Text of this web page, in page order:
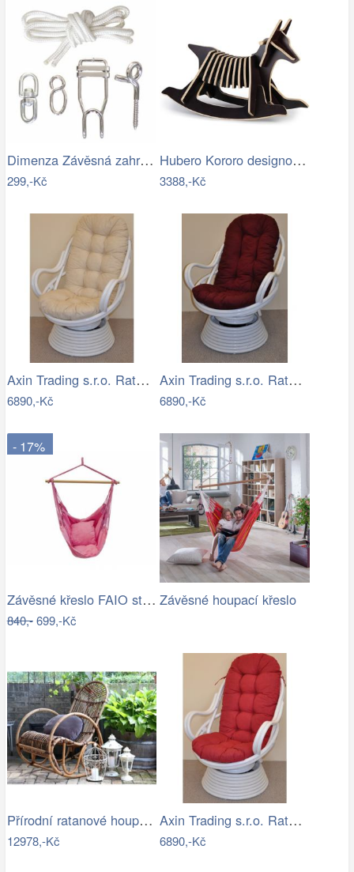
Dimenza Závěsná zahradní souprava na…
299,-Kč
Hubero Kororo designové houpací psi…
3388,-Kč
Axin Trading s.r.o. Ratanové houpací…
6890,-Kč
Axin Trading s.r.o. Ratanové houpací…
6890,-Kč
- 17%
Závěsné křeslo FAIO starorůžová
840,-699,-Kč
Závěsné houpací křeslo
Přírodní ratanové houpací křeslo Old…
12978,-Kč
Axin Trading s.r.o. Ratanové houpací…
6890,-Kč